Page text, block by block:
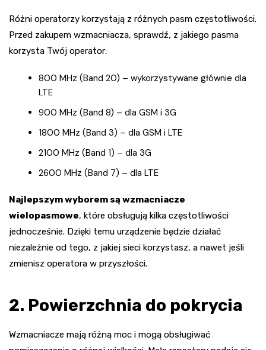
Różni operatorzy korzystają z różnych pasm częstotliwości.
Przed zakupem wzmacniacza, sprawdź, z jakiego pasma
korzysta Twój operator:
800 MHz (Band 20) – wykorzystywane głównie dla
LTE
900 MHz (Band 8) – dla GSM i 3G
1800 MHz (Band 3) – dla GSM i LTE
2100 MHz (Band 1) – dla 3G
2600 MHz (Band 7) – dla LTE
Najlepszym wyborem są wzmacniacze
wielopasmowe, które obsługują kilka częstotliwości
jednocześnie. Dzięki temu urządzenie będzie działać
niezależnie od tego, z jakiej sieci korzystasz, a nawet jeśli
zmienisz operatora w przyszłości.
2. Powierzchnia do pokrycia
Wzmacniacze mają różną moc i mogą obsługiwać